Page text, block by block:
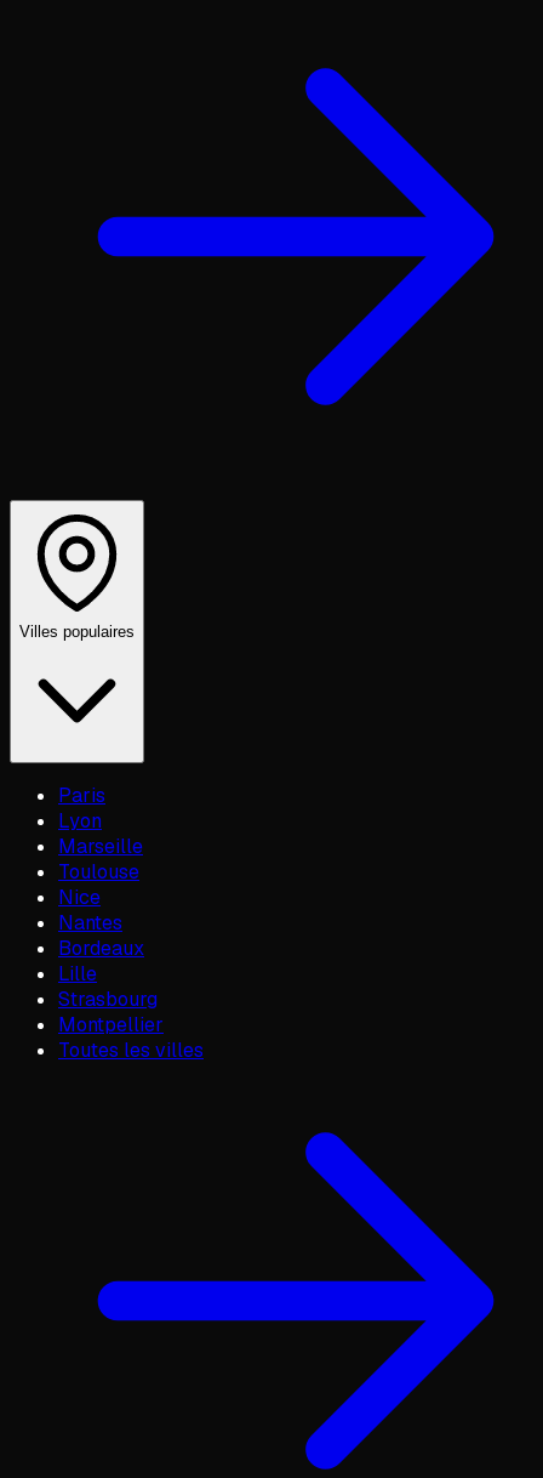
Villes populaires
Paris
Lyon
Marseille
Toulouse
Nice
Nantes
Bordeaux
Lille
Strasbourg
Montpellier
Toutes les villes